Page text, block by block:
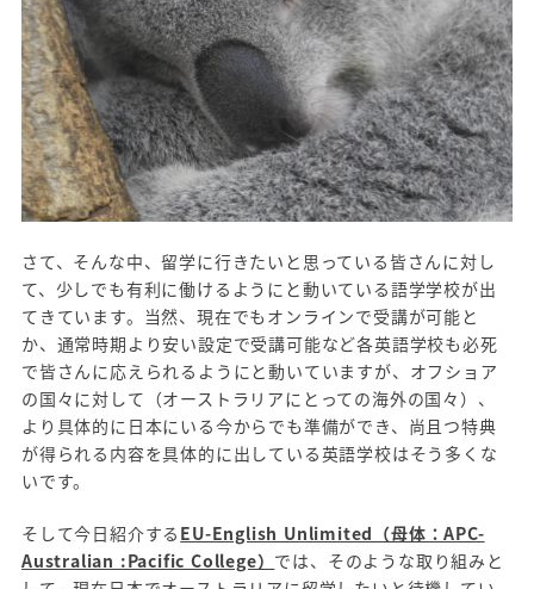
さて、そんな中、留学に行きたいと思っている皆さんに対し
て、少しでも有利に働けるようにと動いている語学学校が出
てきています。当然、現在でもオンラインで受講が可能と
か、通常時期より安い設定で受講可能など各英語学校も必死
で皆さんに応えられるようにと動いていますが、オフショア
の国々に対して（オーストラリアにとっての海外の国々）、
より具体的に日本にいる今からでも準備ができ、尚且つ特典
が得られる内容を具体的に出している英語学校はそう多くな
いです。
そして今日紹介する EU-English Unlimited（母体：APC-
Australian :Pacific College） では、そのような取り組みと